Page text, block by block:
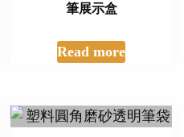
筆展示盒
Read more